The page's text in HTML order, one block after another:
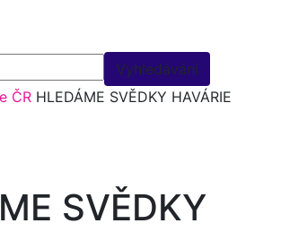
ČR HLEDÁME SVĚDKY HAVÁRIE
SVĚDKY